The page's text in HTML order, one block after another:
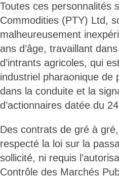
Toutes ces personnalités
Commodities (PTY) Ltd,
malheureusement
ans d’âge, travaillant
d’intrants agricoles, qui
industriel pharaonique de
dans la conduite et la
d’actionnaires datée du
Des contrats de gré à
respecté la loi sur la
sollicité, ni requis
Contrôle des Marchés